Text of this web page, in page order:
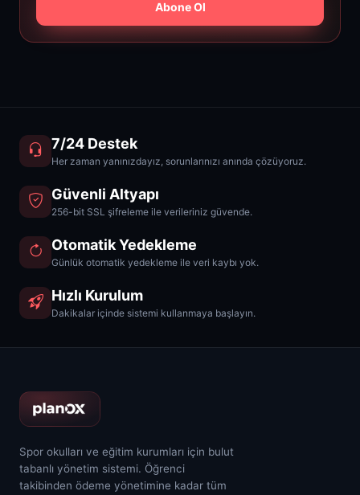
Abone Ol
7/24 Destek
Her zaman yanınızdayız, sorunlarınızı anında çözüyoruz.
Güvenli Altyapı
256-bit SSL şifreleme ile verileriniz güvende.
Otomatik Yedekleme
Günlük otomatik yedekleme ile veri kaybı yok.
Hızlı Kurulum
Dakikalar içinde sistemi kullanmaya başlayın.
Spor okulları ve eğitim kurumları için bulut
tabanlı yönetim sistemi. Öğrenci
takibinden ödeme yönetimine kadar tüm